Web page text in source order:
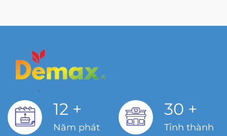
12 +
Năm phát
30 +
Tỉnh thành